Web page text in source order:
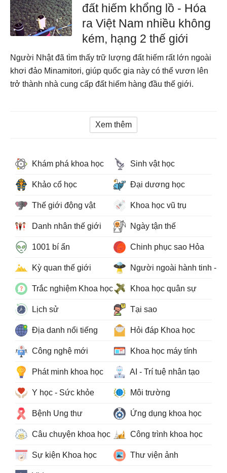
đất hiếm khổng lồ - Hóa
ra Việt Nam nhiều không
kém, hạng 2 thế giới
Người Nhật đã tìm thấy trữ lượng đất hiếm rất lớn ngoài
khơi đảo Minamitori, giúp quốc gia này có thể vươn lên
trở thành nhà cung cấp đất hiếm hàng đầu thế giới.
Xem thêm
Khám phá khoa học Sinh vật học
Khảo cổ học Đại dương học
Thế giới động vật Khoa học vũ trụ
Danh nhân thế giới Ngày tận thế
1001 bí ẩn Chinh phục sao Hỏa
Kỳ quan thế giới Người ngoài hành tinh -
Trắc nghiệm Khoa học Khoa học quân sự
Lịch sử Tại sao
Địa danh nổi tiếng Hỏi đáp Khoa học
Công nghệ mới Khoa học máy tính
Phát minh khoa học AI - Trí tuệ nhân tạo
Y học - Sức khỏe Môi trường
Bệnh Ung thư Ứng dụng khoa học
Câu chuyện khoa học Công trình khoa học
Sự kiện Khoa học Thư viện ảnh